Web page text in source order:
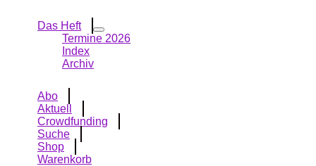
Das Heft
Termine 2026
Index
Archiv
Abo
Aktuell
Crowdfunding
Suche
Shop
Warenkorb